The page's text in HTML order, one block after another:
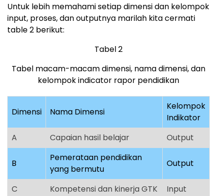
Untuk lebih memahami setiap dimensi dan kelompok
input, proses, dan outputnya marilah kita cermati
table 2 berikut:
Tabel 2
Tabel macam-macam dimensi, nama dimensi, dan
kelompok indicator rapor pendidikan
Dimensi Nama Dimensi
Kelompok
Indikator
A
Capaian hasil belajar Output
B
Pemerataan pendidikan
yang bermutu
Output
C Kompetensi dan kinerja GTK Input